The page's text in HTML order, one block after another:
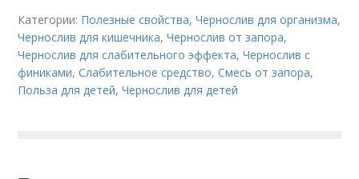
Категории: Полезные свойства,Чернослив для организма,
Чернослив для кишечника,Чернослив от запора,
Чернослив для слабительного эффекта,Чернослив с
финиками,Слабительное средство,Смесь от запора,
Польза для детей,Чернослив для детей